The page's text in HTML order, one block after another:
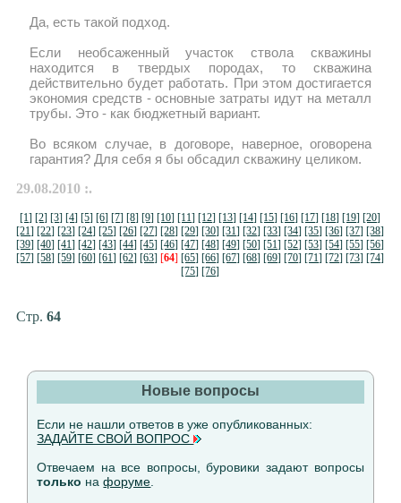
Да, есть такой подход.
Если необсаженный участок ствола скважины
находится в твердых породах, то скважина
действительно будет работать. При этом достигается
экономия средств - основные затраты идут на металл
трубы. Это - как бюджетный вариант.
Во всяком случае, в договоре, наверное, оговорена
гарантия? Для себя я бы обсадил скважину целиком.
29.08.2010 :.
[1] [2] [3] [4] [5] [6] [7] [8] [9] [10] [11] [12] [13] [14] [15] [16] [17] [18] [19] [20]
[21] [22] [23] [24] [25] [26] [27] [28] [29] [30] [31] [32] [33] [34] [35] [36] [37] [38]
[39] [40] [41] [42] [43] [44] [45] [46] [47] [48] [49] [50] [51] [52] [53] [54] [55] [56]
[57] [58] [59] [60] [61] [62] [63] [64] [65] [66] [67] [68] [69] [70] [71] [72] [73] [74]
[75] [76]
Стр. 64
Новые вопросы
Если не нашли ответов в уже опубликованных:
ЗАДАЙТЕ СВОЙ ВОПРОС
Отвечаем на все вопросы, буровики задают вопросы
только нафоруме